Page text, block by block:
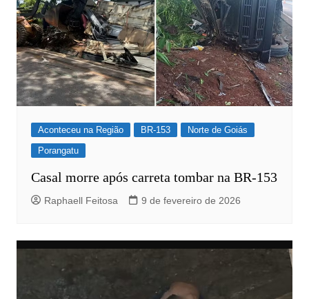
Aconteceu na Região BR-153
Norte de Goiás
Porangatu
Casal morre após carreta tombar na BR-153
Raphaell Feitosa 9 de fevereiro de 2026